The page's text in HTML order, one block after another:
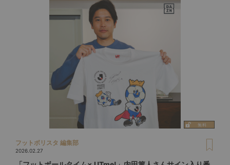
フットボリスタ 編集部
2026.02.27